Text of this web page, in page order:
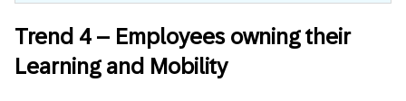
Trend 4 – Employees owning their
Learning and Mobility